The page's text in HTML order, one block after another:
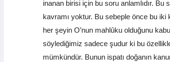
inanan birisi için bu soru anlamlıdır.
kavramı yoktur. Bu sebeple önce bu iki
her şeyin O’nun mahlûku olduğunu
söylediğimiz sadece şudur ki bu
mümkündür. Bunun ispatı doğanın